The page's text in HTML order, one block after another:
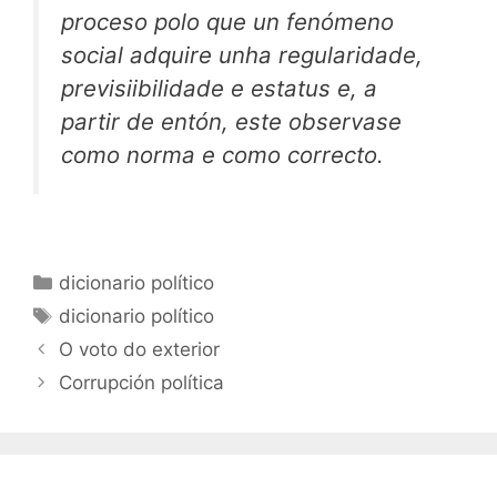
proceso polo que un fenómeno
social adquire unha regularidade,
previsiibilidade e estatus e, a
partir de entón, este observase
como norma e como correcto.
Categorías
dicionario político
Etiquetas
dicionario político
O voto do exterior
Corrupción política